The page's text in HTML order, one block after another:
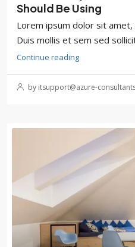
Should Be Using
Lorem ipsum dolor sit
Duis mollis et sem sed
Continue reading
by itsupport@azure-